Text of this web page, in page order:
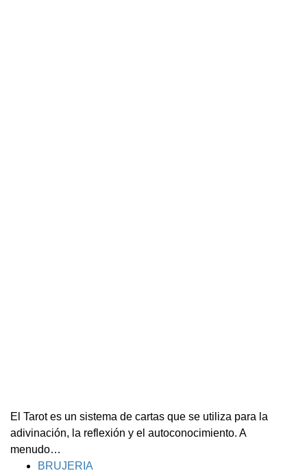
El Tarot es un sistema de cartas que se utiliza para la
adivinación, la reflexión y el autoconocimiento. A
menudo…
TAGSBRUJERIA